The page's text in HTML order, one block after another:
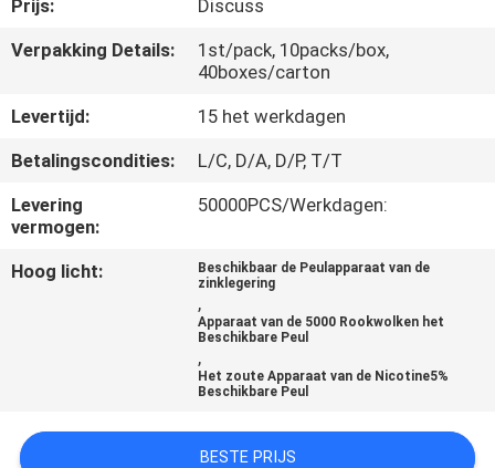
VERZOEK
EEN
CITAAT
SITEMAP
Prijs:
Discuss
Verpakking Details:
1st/pack, 10packs/box,
40boxes/carton
Levertijd:
15 het werkdagen
Betalingscondities:
L/C, D/A, D/P, T/T
Levering
vermogen:
50000PCS/Werkdagen:
Hoog licht:
Beschikbaar de Peulapparaat van de
zinklegering
,
Apparaat van de 5000 Rookwolken het
Beschikbare Peul
,
Het zoute Apparaat van de Nicotine5%
Beschikbare Peul
BESTE PRIJS